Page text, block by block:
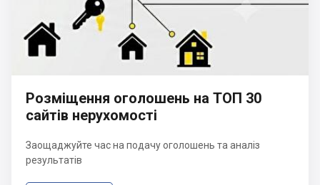
Розміщення оголошень на ТОП 30
сайтів нерухомості
Заощаджуйте час на подачу оголошень та аналіз
результатів